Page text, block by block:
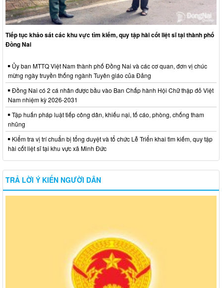
Tiếp tục khảo sát các khu vực tìm kiếm, quy tập hài cốt liệt sĩ tại thành phố
Đồng Nai
Ủy ban MTTQ Việt Nam thành phố Đồng Nai và các cơ quan, đơn vị chúc
mừng ngày truyền thống ngành Tuyên giáo của Đảng
Đồng Nai có 2 cá nhân được bầu vào Ban Chấp hành Hội Chữ thập đỏ Việt
Nam nhiệm kỳ 2026-2031
Tập huấn pháp luật tiếp công dân, khiếu nại, tố cáo, phòng, chống tham
nhũng
Kiểm tra vị trí chuẩn bị tổng duyệt và tổ chức Lễ Triển khai tìm kiếm, quy tập
hài cốt liệt sĩ tại khu vực xã Minh Đức
TRẢ LỜI Ý KIẾN NGƯỜI DÂN